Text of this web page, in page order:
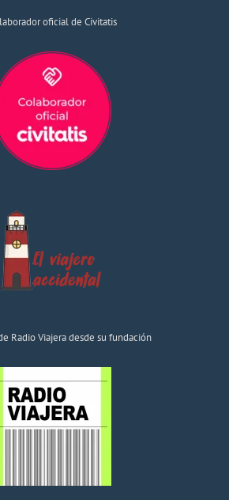
oficial de Civitatis
Radio Viajera desde su fundación